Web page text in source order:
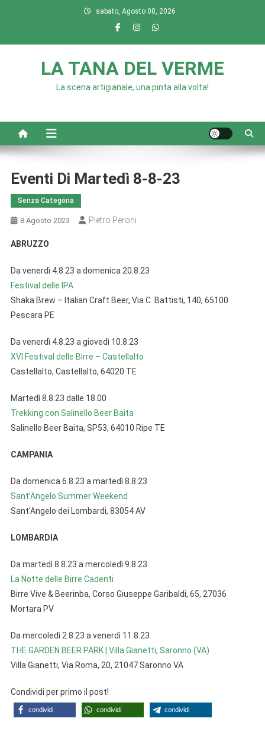
sabato, Agosto 08, 2026
LA TANA DEL VERME
La scena artigianale, una pinta alla volta!
Eventi Di Martedì 8-8-23
Senza Categoria
8 Agosto 2023 Pietro Peroni
ABRUZZO
Da venerdì 4.8.23 a domenica 20.8.23
Festival delle IPA
Shaka Brew – Italian Craft Beer, Via C. Battisti, 140, 65100
Pescara PE
Da venerdì 4.8.23 a giovedì 10.8.23
XVI Festival delle Birre – Castellalto
Castellalto, Castellalto, 64020 TE
Martedì 8.8.23 dalle 18.00
Trekking con Salinello Beer Baita
Salinello Beer Baita, SP53, 64010 Ripe TE
CAMPANIA
Da domenica 6.8.23 a martedì 8.8.23
Sant’Angelo Summer Weekend
Sant’Angelo dei Lombardi, 83054 AV
LOMBARDIA
Da martedì 8.8.23 a mercoledì 9.8.23
La Notte delle Birre Cadenti
Birre Vive & Beerinba, Corso Giuseppe Garibaldi, 65, 27036
Mortara PV
Da mercoledì 2.8.23 a venerdì 11.8.23
THE GARDEN BEER PARK | Villa Gianetti, Saronno (VA)
Villa Gianetti, Via Roma, 20, 21047 Saronno VA
Condividi per primo il post!
condividi condividi condividi